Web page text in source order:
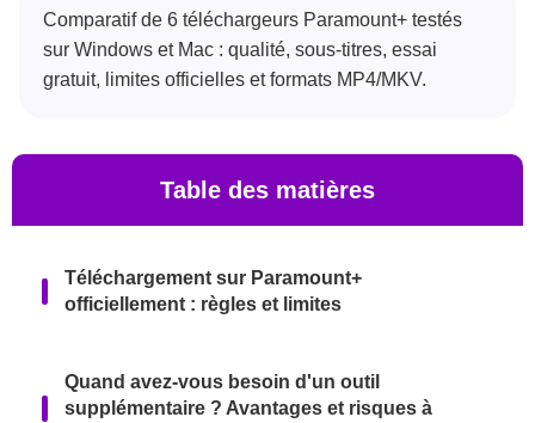
Comparatif de 6 téléchargeurs Paramount+ testés
sur Windows et Mac : qualité, sous-titres, essai
gratuit, limites officielles et formats MP4/MKV.
Table des matières
Téléchargement sur Paramount+
officiellement : règles et limites
Quand avez-vous besoin d'un outil
supplémentaire ? Avantages et risques à